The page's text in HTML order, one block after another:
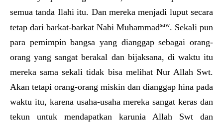
semua tanda Ilahi itu. Dan mereka menjadi luput secara
tetap dari barkat-barkat Nabi Muhammadsaw. Sekali pun
para pemimpin bangsa yang dianggap sebagai orang-
orang yang sangat berakal dan bijaksana, di waktu itu
mereka sama sekali tidak bisa melihat Nur Allah Swt.
Akan tetapi orang-orang miskin dan dianggap hina pada
waktu itu, karena usaha-usaha mereka sangat keras dan
tekun untuk mendapatkan karunia Allah Swt dan